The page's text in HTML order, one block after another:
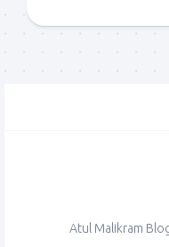
Atul Malikram